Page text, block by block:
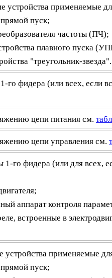
устройства применяемые
прямой пуск;
частоты (ПЧ);
плавного пуска
"треугольник-звезда".
го фидера (или всех, если
цепи питания см.
цепи управления см.
1-го фидера (или для всех,
аппарат контроля
встроенные в
устройства применяемые
прямой пуск;